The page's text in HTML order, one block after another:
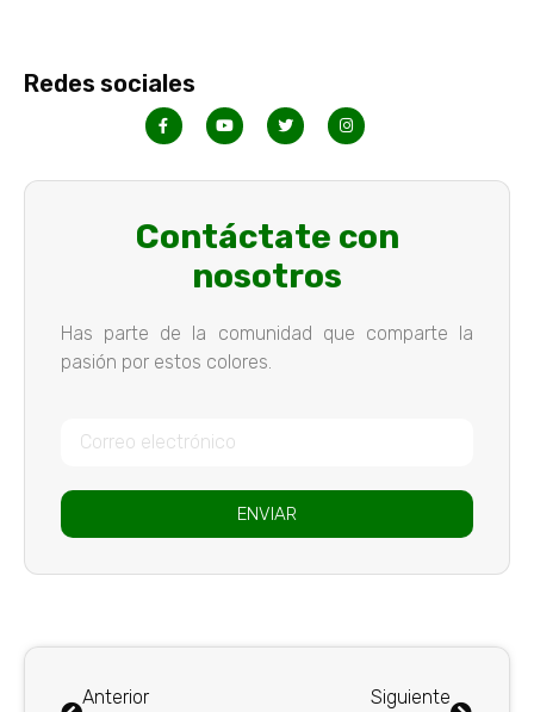
Redes sociales
Contáctate con
nosotros
Has parte de la comunidad que comparte la
pasión por estos colores.
ENVIAR
Anterior Siguiente